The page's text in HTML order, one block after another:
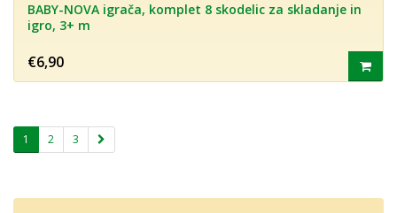
BABY-NOVA igrača, komplet 8 skodelic za skladanje in
igro, 3+ m
€6,90
1 2 3